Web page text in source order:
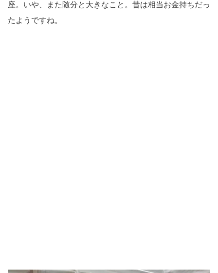
座。いや、また随分と大きなこと。昔は相当お金持ちだっ
たようですね。